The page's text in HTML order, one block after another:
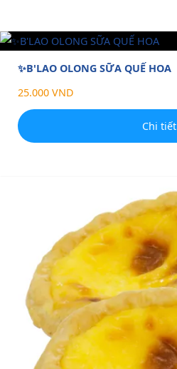
✨B'LAO OLONG SỮA QUẾ HOA
25.000 VND
Chi tiết